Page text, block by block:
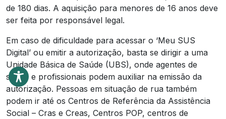
de 180 dias. A aquisição para menores de 16 anos deve
ser feita por responsável legal.
Em caso de dificuldade para acessar o ‘Meu SUS
Digital’ ou emitir a autorização, basta se dirigir a uma
Unidade Básica de Saúde (UBS), onde agentes de
saúde e profissionais podem auxiliar na emissão da
autorização. Pessoas em situação de rua também
podem ir até os Centros de Referência da Assistência
Social – Cras e Creas, Centros POP, centros de